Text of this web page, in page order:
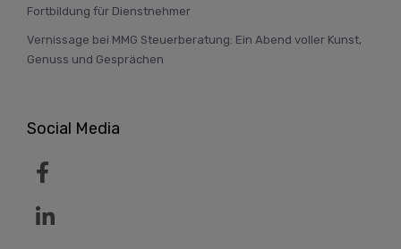
Fortbildung für Dienstnehmer
Vernissage bei MMG Steuerberatung: Ein Abend voller Kunst,
Genuss und Gesprächen
Social Media